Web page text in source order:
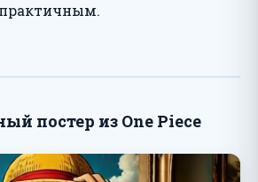
постер из One Piece